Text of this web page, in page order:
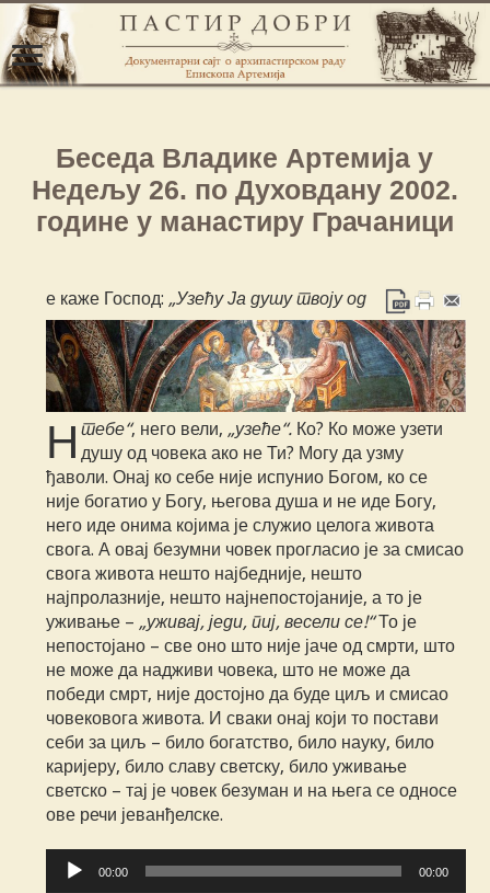
Беседа Владике Артемија у
Недељу 26. по Духовдану 2002.
године у манастиру Грачаници
Н
е каже Господ: „Узећу Ја душу твоју од
тебе“, него вели, „узеће“. Ко? Ко може узети
душу од човека ако не Ти? Могу да узму
ђаволи. Онај ко себе није испунио Богом, ко се
није богатио у Богу, његова душа и не иде Богу,
него иде онима којима је служио целога живота
свога. А овај безумни човек прогласио је за смисао
свога живота нешто најбедније, нешто
најпролазније, нешто најнепостојаније, а то је
уживање – „уживај, једи, пиј, весели се!“То је
непостојано – све оно што није јаче од смрти, што
не може да надживи човека, што не може да
победи смрт, није достојно да буде циљ и смисао
човековога живота. И сваки онај који то постави
себи за циљ – било богатство, било науку, било
каријеру, било славу светску, било уживање
светско – тај је човек безуман и на њега се односе
ове речи јеванђелске.
Прегледач
звучних
00:00 00:00